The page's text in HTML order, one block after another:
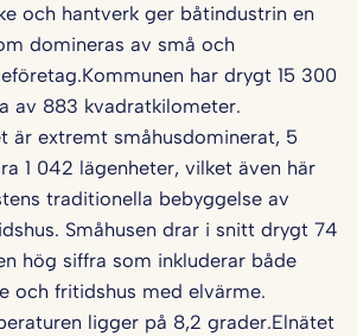
och hantverk ger båtindustrin en
domineras av små och
har drygt 15 300
av 883 kvadratkilometer.
är extremt småhusdominerat, 5
1 042 lägenheter, vilket även här
traditionella bebyggelse av
Småhusen drar i snitt drygt 74
hög siffra som inkluderar både
och fritidshus med elvärme.
ligger på 8,2 grader.Elnätet